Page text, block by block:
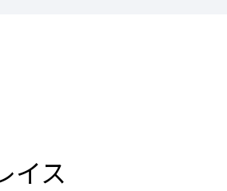
イス